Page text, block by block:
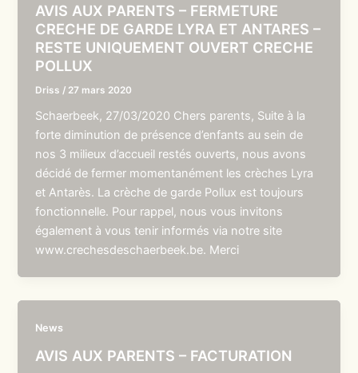
AVIS AUX PARENTS – FERMETURE
CRECHE DE GARDE LYRA ET ANTARES –
RESTE UNIQUEMENT OUVERT CRECHE
POLLUX
Driss / 27 mars 2020
Schaerbeek, 27/03/2020 Chers parents, Suite à la
forte diminution de présence d’enfants au sein de
nos 3 milieux d’accueil restés ouverts, nous avons
décidé de fermer momentanément les crèches Lyra
et Antarès. La crèche de garde Pollux est toujours
fonctionnelle. Pour rappel, nous vous invitons
également à vous tenir informés via notre site
www.crechesdeschaerbeek.be. Merci
News
AVIS AUX PARENTS – FACTURATION